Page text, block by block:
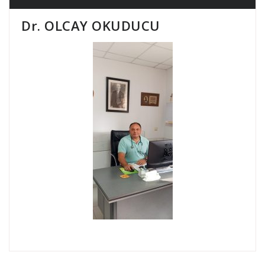
Dr. OLCAY OKUDUCU